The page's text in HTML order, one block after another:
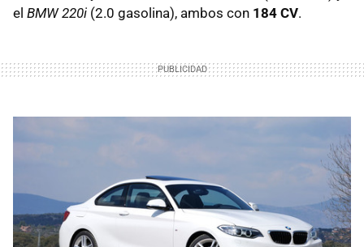
el BMW 220i (2.0 gasolina), ambos con 184 CV.